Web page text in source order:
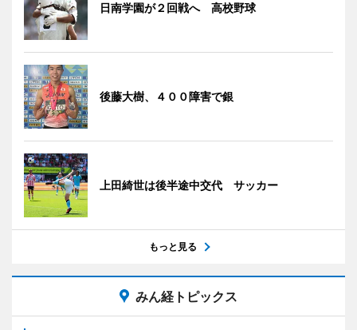
日南学園が２回戦へ 高校野球
後藤大樹、４００障害で銀
上田綺世は後半途中交代 サッカー
もっと見る
みん経トピックス